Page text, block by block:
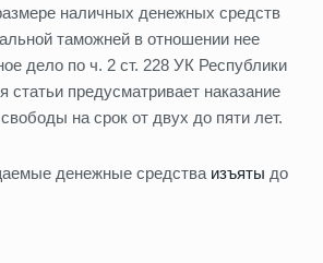
наличных денежных средств
таможней в отношении нее
дело по ч. 2 ст. 228 УК Республики
статьи предусматривает наказание
на срок от двух до пяти лет.
денежные средства изъяты до